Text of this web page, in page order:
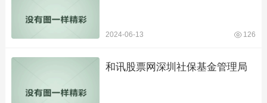
2024-06-13 126
和讯股票网深圳社保基金管理局